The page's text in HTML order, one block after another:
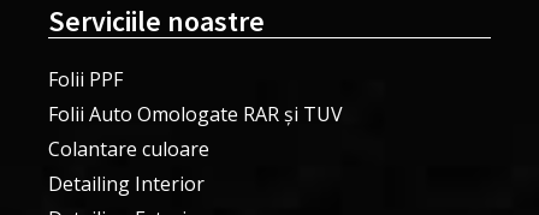
Serviciile noastre
Folii PPF
Folii Auto Omologate RAR și TUV
Colantare culoare
Detailing Interior